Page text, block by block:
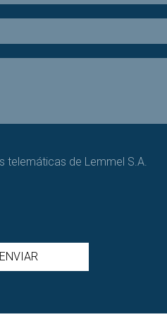
telemáticas de Lemmel S.A.
ENVIAR